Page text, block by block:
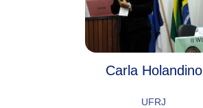
Carla Holandino
UFRJ